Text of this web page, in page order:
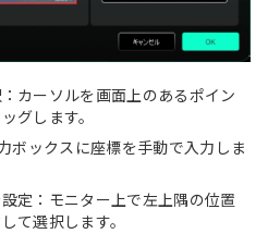
カーソルを画面上のあるポイン
グします。
ボックスに座標を手動で入力しま
定：モニター上で左上隅の位置
て選択します。